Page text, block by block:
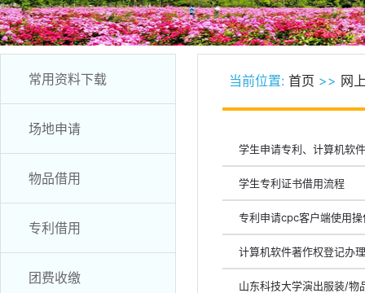
常用资料下载
场地申请
物品借用
专利借用
团费收缴
当前位置: 首页 >> 网
学生申请专利、计算机软
学生专利证书借用流程
专利申请cpc客户端使用操
计算机软件著作权登记办
山东科技大学演出服装/物